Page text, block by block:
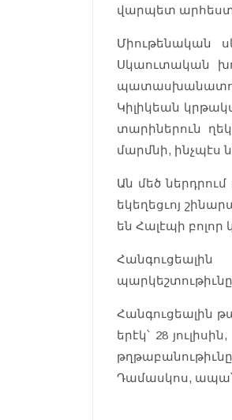
վարպետ
Միութենական
Սկաուտական
Կիլիկեան
տարիներուն
մարմնի, ինչպէս
Ան մեծ
եկեղեցւոյ
են Հալէպի բոլոր
Հանգուցեալին
երէկ՝ 28
Դամասկոս, ապա՝